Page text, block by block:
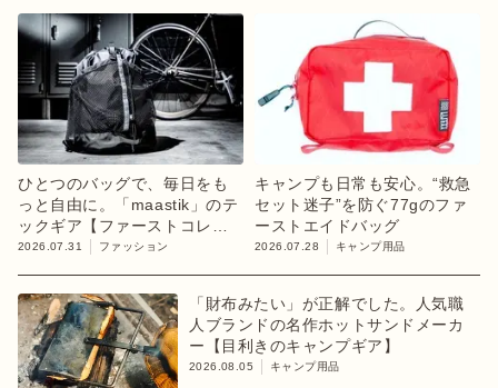
ひとつのバッグで、毎日をも
っと自由に。「maastik」のテ
ックギア【ファーストコレク
ション「chapter 1」】
2026.07.31 ファッション
キャンプも日常も安心。“救急
セット迷子”を防ぐ77gのファ
ーストエイドバッグ
2026.07.28 キャンプ用品
「財布みたい」が正解でした。人気職
人ブランドの名作ホットサンドメーカ
ー【目利きのキャンプギア】
2026.08.05 キャンプ用品